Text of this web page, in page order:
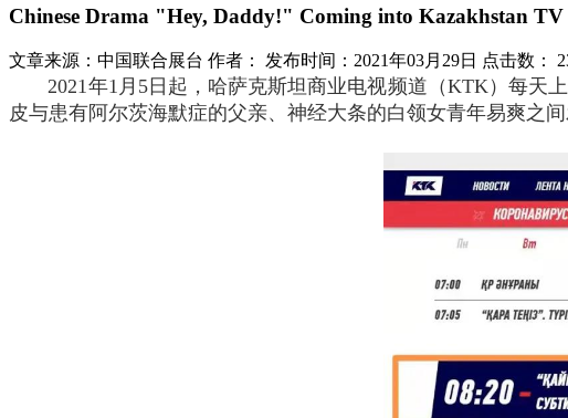
Chinese Drama "Hey, Daddy!" Coming into Kazakhstan TV
文章来源：中国联合展台 作者： 发布时间：2021年03月29日 点击数：
2021年1月5日起，哈萨克斯坦商业电视频道（KTK）每天上
皮与患有阿尔茨海默症的父亲、神经大条的白领女青年易爽之